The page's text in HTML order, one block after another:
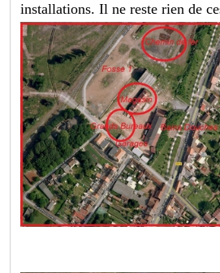
installations. Il ne reste rien de